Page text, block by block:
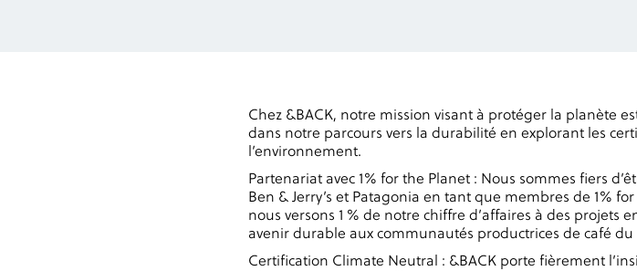
Chez &BACK, notre mission visant à protéger la planète
dans notre parcours vers la durabilité en explorant les
l’environnement.
Partenariat avec 1% for the Planet : Nous sommes fiers
Ben & Jerry’s et Patagonia en tant que membres de 1%
nous versons 1 % de notre chiffre d’affaires à des projets
avenir durable aux communautés productrices de café
Certification Climate Neutral : &BACK porte fièrement